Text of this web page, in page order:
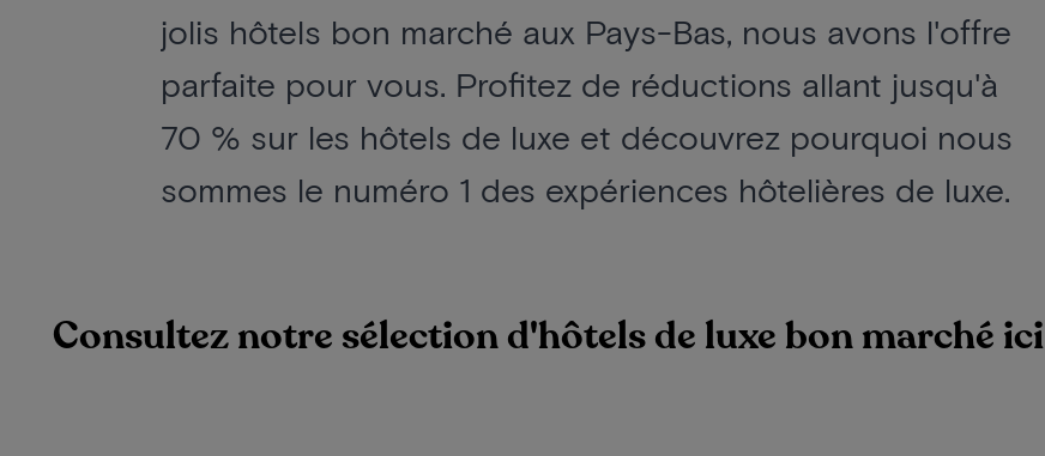
jolis hôtels bon marché aux Pays-Bas, nous avons l'offre
parfaite pour vous. Profitez de réductions allant jusqu'à
70 % sur les hôtels de luxe et découvrez pourquoi nous
sommes le numéro 1 des expériences hôtelières de luxe.
Consultez notre sélection d'hôtels de luxe bon marché ici